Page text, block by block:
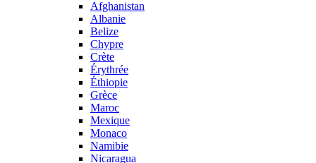
Afghanistan
Albanie
Belize
Chypre
Crète
Érythrée
Éthiopie
Grèce
Maroc
Mexique
Monaco
Namibie
Nicaragua